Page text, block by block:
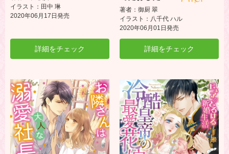
イラスト：田中 琳
2020年06月17日発売
詳細をチェック
著者：御厨 翠
イラスト：八千代 ハル
2020年06月01日発売
詳細をチェック